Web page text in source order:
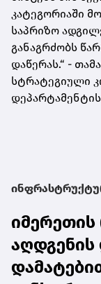
კატეგორიაში
საპრიზო
განაგრძობს
დაწერას.“ -
სტრატეგიული
იმერეთის
აღდგენის